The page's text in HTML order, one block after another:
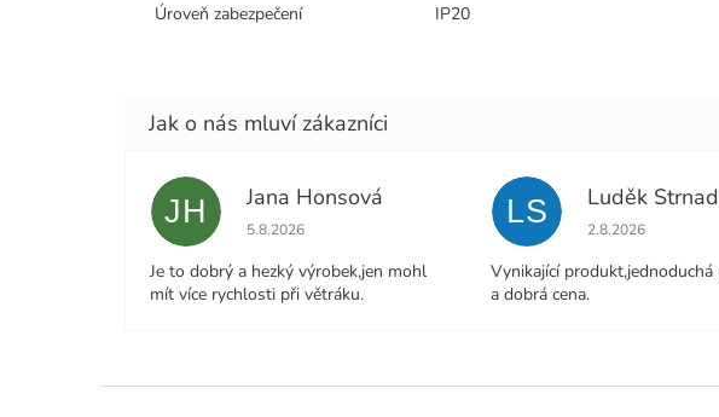
Úroveň zabezpečení
IP20
JH Jana Honsová
Hodnocení obchodu je 5 z 5 hvězdiček.
5.8.2026
Je to dobrý a hezký výrobek,jen mohl
mít více rychlosti při větráku.
LS Luděk Strnad
Hodnocení
2.8.2026
Vynikající produkt,jednoduchá
a dobrá cena.